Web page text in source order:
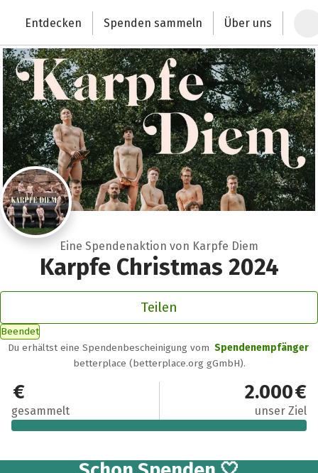
Deutschlands größte Spendenplattform
Entdecken Spenden sammeln Über uns
Eine Spendenaktion von Karpfe Diem
Karpfe Christmas 2024
Teilen
Beendet
Du erhältst eine Spendenbescheinigung vom Spendenempfänger
betterplace (betterplace.org gGmbH).
2.220 €
gesammelt
2.000 €
unser Ziel